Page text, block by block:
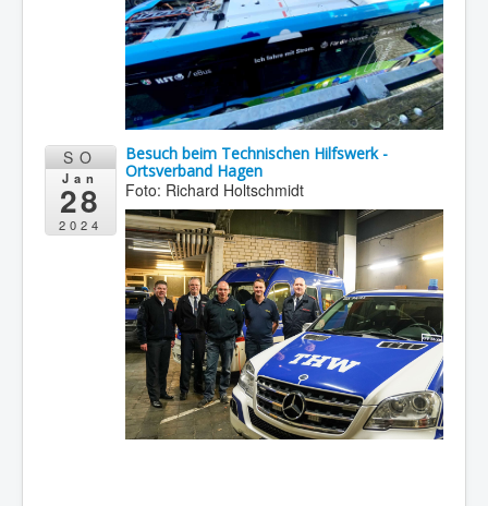
SO
Jan
28
2024
Besuch beim Technischen Hilfswerk -
Ortsverband Hagen
Foto: Richard Holtschmidt